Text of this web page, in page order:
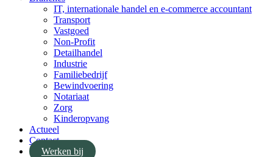
IT, internationale handel en e-commerce accountant
Transport
Vastgoed
Non-Profit
Detailhandel
Industrie
Familiebedrijf
Bewindvoering
Notariaat
Zorg
Kinderopvang
Actueel
Contact
Werken bij